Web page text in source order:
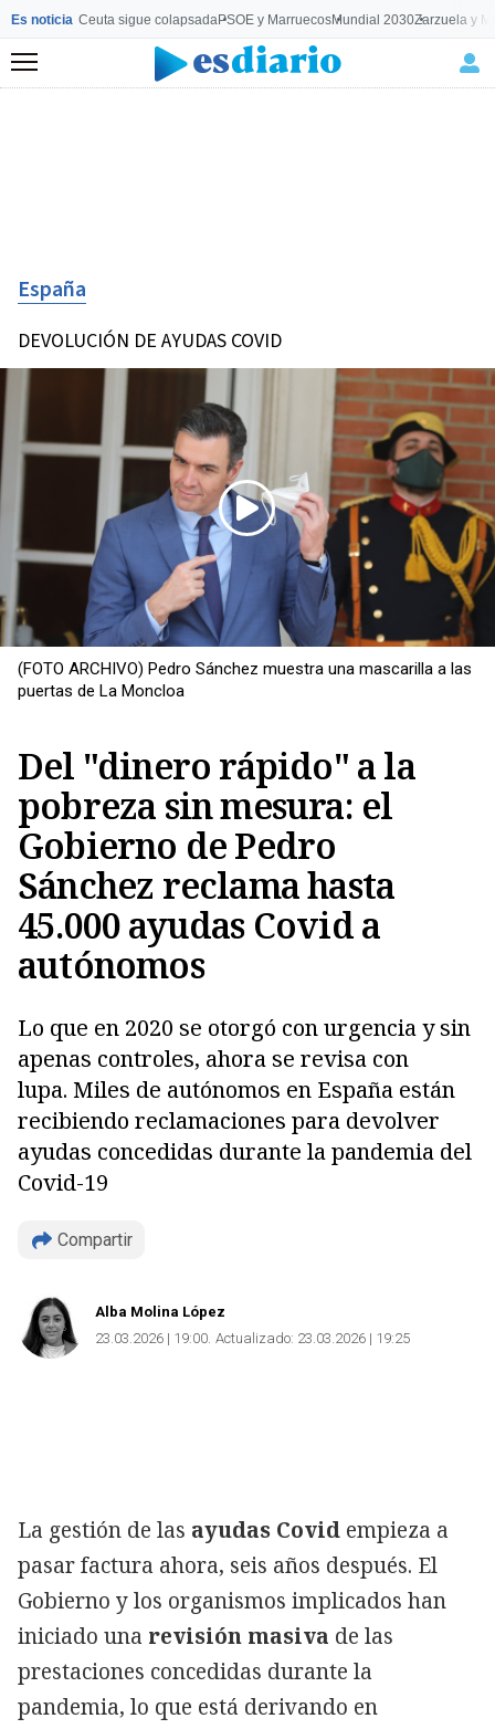
Es noticia Ceuta sigue colapsadaPSOE y MarruecosMundial 2030Zarzuela y
Menú
España
DEVOLUCIÓN DE AYUDAS COVID
(FOTO ARCHIVO) Pedro Sánchez muestra una mascarilla a las
puertas de La Moncloa
Del "dinero rápido" a la
pobreza sin mesura: el
Gobierno de Pedro
Sánchez reclama hasta
45.000 ayudas Covid a
autónomos
Lo que en 2020 se otorgó con urgencia y sin
apenas controles, ahora se revisa con
lupa. Miles de autónomos en España están
recibiendo reclamaciones para devolver
ayudas concedidas durante la pandemia del
Covid-19
Compartir
Copiar
Alba Molina López
23.03.2026 | 19:00 Actualizado: 23.03.2026 | 19:25
La gestión de las ayudas Covid empieza a
pasar factura ahora, seis años después. El
Gobierno y los organismos implicados han
iniciado una revisión masiva de las
prestaciones concedidas durante la
pandemia, lo que está derivando en